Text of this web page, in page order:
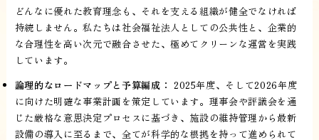
どんなに優れた教育理念も、それを支える組織が健全でなければ
持続しません。私たちは社会福祉法人としての公共性と、企業的
な合理性を高い次元で融合させた、極めてクリーンな運営を実践
しています。
論理的なロードマップと予算編成： 2025年度、そして2026年度
に向けた明確な事業計画を策定しています。理事会や評議会を通
じた厳格な意思決定プロセスに基づき、施設の維持管理から最新
設備の導入に至るまで、全てが科学的な根拠を持って進められて